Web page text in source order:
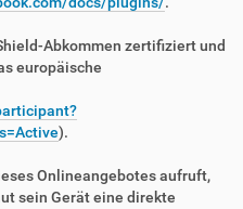
Abkommen zertifiziert und
europäische
).
Onlineangebotes aufruft,
sein Gerät eine direkte